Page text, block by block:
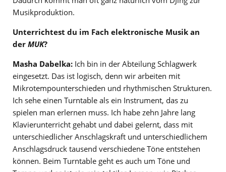
Musikproduktion.
Unterrichtest du im Fach elektronische Musik an
der MUK?
Masha Dabelka: Ich bin in der Abteilung Schlagwerk
eingesetzt. Das ist logisch, denn wir arbeiten mit
Mikrotempounterschieden und rhythmischen Strukturen.
Ich sehe einen Turntable als ein Instrument, das zu
spielen man erlernen muss. Ich habe zehn Jahre lang
Klavierunterricht gehabt und dabei gelernt, dass mit
unterschiedlicher Anschlagskraft und unterschiedlichem
Anschlagsdruck tausend verschiedene Töne entstehen
können. Beim Turntable geht es auch um Töne und